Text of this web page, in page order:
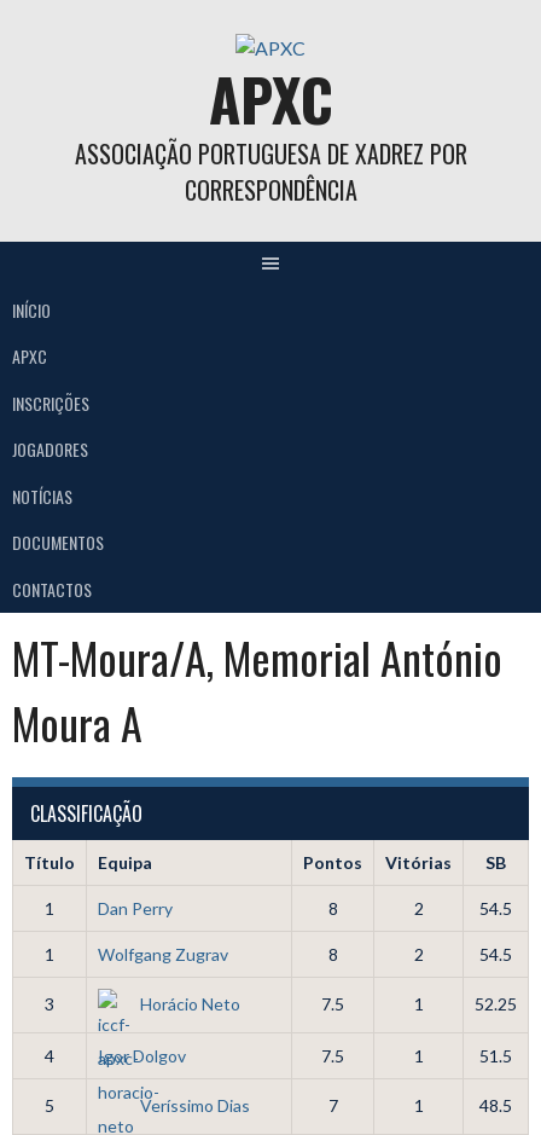
APXC
ASSOCIAÇÃO PORTUGUESA DE XADREZ POR
CORRESPONDÊNCIA
INÍCIO
APXC
INSCRIÇÕES
JOGADORES
NOTÍCIAS
DOCUMENTOS
CONTACTOS
MT-Moura/A, Memorial António
Moura A
CLASSIFICAÇÃO
Título Equipa Pontos Vitórias SB
1 Dan Perry 8 2 54.5
1 Wolfgang Zugrav 8 2 54.5
3 Horácio Neto 7.5 1 52.25
4 Igor Dolgov 7.5 1 51.5
5 Veríssimo Dias 7 1 48.5